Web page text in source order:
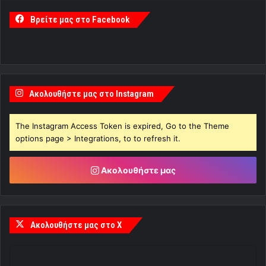
Βρείτε μας στο Facebook
Ακολουθήστε μας στο Instagram
The Instagram Access Token is expired, Go to the Theme
options page > Integrations, to to refresh it.
Ακολουθήστε μας
Ακολουθήστε μας στο X